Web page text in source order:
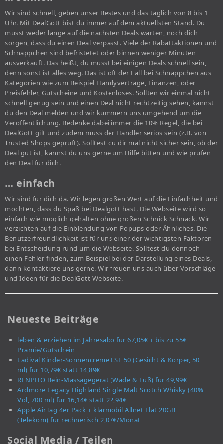
Wir sind schnell, geben unser Bestes und das täglich von 8 bis 1
Uhr. Mit DealGott bist du immer auf dem aktuellsten Stand. Du
musst weder lange auf die nächsten Deals warten, noch dich
sorgen, dass du einen Deal verpasst. Viele der Rabattaktionen und
Schnäppchen sind befristetet oder binnen weniger Minuten
ausverkauft. Das heißt, du musst bei einigen Deals schnell sein,
denn sonst ist alles weg. Das ist oft der Fall bei Schnäppchen aus
Kategorien wie zum Beispiel Handyverträge, Finanzen, oder
Preisfehler, Gutscheine und Kostenloses. Sollten wir einmal nicht
schnell genug sein und einen Deal nicht rechtzeitig sehen, kannst
du den Deal melden und wir kümmern uns umgehend um die
Veröffentlichung. Bedenke dabei immer die 10% Regel, die bei
DealGott gilt und zudem muss der Händler seriös sein (z.B. von
Trusted Shops geprüft). Solltest du dir mal nicht sicher sein, ob der
Deal gut ist, kannst du uns gerne um Hilfe bitten und wie prüfen
den Deal für dich.
… einfach
Wir sind für dich da. Wir legen großen Wert auf die Einfachheit und
möchten, dass du Spaß bei Dealgott hast. Die Webseite wird so
einfach wie möglich gehalten ohne großen Schnick Schnack. Wir
verzichten auf die Einblendung von Popups oder Ähnliches. Die
Benutzerfreundlichkeit ist für uns einer der wichtigsten Faktoren
bei Entscheidung rund um die Webseite. Solltest du dennoch
einen Fehler finden, zum Beispiel bei der Darstellung eines Deals,
dann kontaktiere uns gerne. Wir freuen uns auch über Vorschläge
und Ideen für die DealGott Webseite.
Neueste Beiträge
leben & erziehen im Jahresabo für 67,05€ + bis zu 55€
Prämie/Gutschein
Ladival Kinder-Sonnencreme LSF 50 (Gesicht & Körper, 50
ml) für 10,79€ statt 14,89€
RENPHO Bein-Massagegerät (Wade & Fuß) für 49,99€
Ardmore Legacy Highland Single Malt Scotch Whisky (40%
Vol, 700 ml) für 16,14€ statt 22,94€
Apple AirTag 4er Pack + klarmobil Allnet Flat 20GB
(Telekom) für rechnerisch 2,07€/Monat
Social Media / Teilen